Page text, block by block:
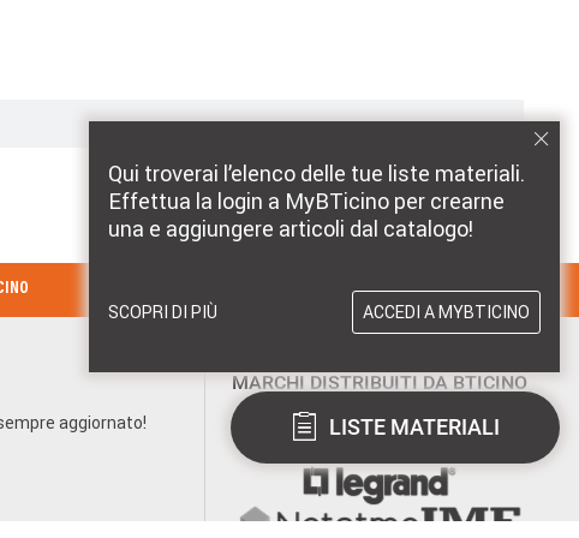
Qui troverai l’elenco delle tue liste materiali.
Effettua la login a MyBTicino per crearne
una e aggiungere articoli dal catalogo!
SCOPRI DI PIÙ ACCEDI A MYBTICINO
LISTE MATERIALI
aggiornato!
MARCHI DISTRIBUITI DA BTICINO